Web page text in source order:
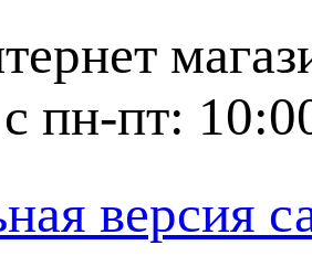
пн-пт:
версия